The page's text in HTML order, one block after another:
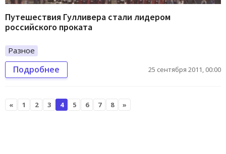
Путешествия Гулливера стали лидером
российского проката
Разное
Подробнее 25 сентября 2011, 00:00
« 1 2 3 4 5 6 7 8 »